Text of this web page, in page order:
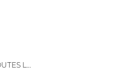
RETOUR À TOUTES LES ROBES